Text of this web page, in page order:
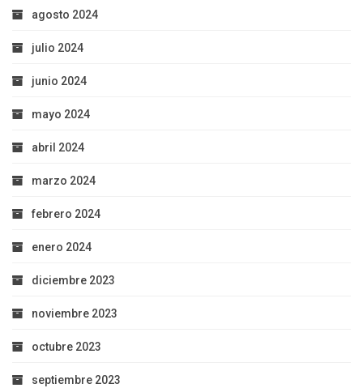
agosto 2024
julio 2024
junio 2024
mayo 2024
abril 2024
marzo 2024
febrero 2024
enero 2024
diciembre 2023
noviembre 2023
octubre 2023
septiembre 2023